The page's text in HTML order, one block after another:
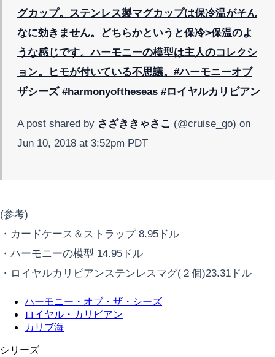
グカップ。ステンレス製マグカップは保冷温がそん
なに効きません。どちらかというと保冷>保温のよ
うな感じです。ハーモニーの模型は主人のコレクシ
ョン。ヒモが付いている不思議。#ハーモニーオブ
ザシーズ #harmonyoftheseas #ロイヤルカリビアン
A post shared by さざききゃさこ (@cruise_go) on
Jun 10, 2018 at 3:52pm PDT
(参考)
・カードケース＆ストラップ 8.95ドル
・ハーモニーの模型 14.95ドル
・ロイヤルカリビアンステンレスマグ(２個)23.31ドル
ハーモニー・オブ・ザ・シーズ
ロイヤル・カリビアン
カリブ海
シリーズ